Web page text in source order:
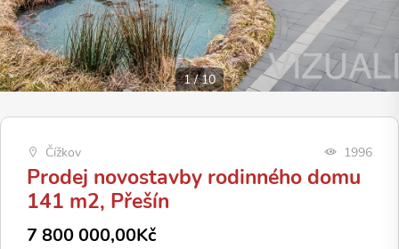
1/10
Čížkov 1996
Prodej novostavby rodinného domu
141 m2, Přešín
7 800 000,00Kč